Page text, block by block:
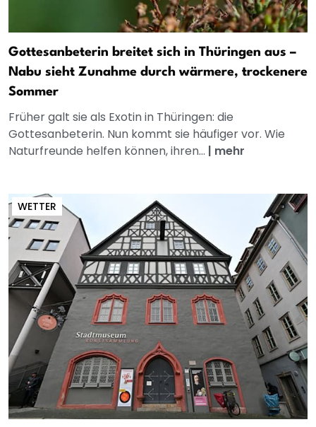
Gottesanbeterin breitet sich in Thüringen aus –
Nabu sieht Zunahme durch wärmere, trockenere
Sommer
Früher galt sie als Exotin in Thüringen: die
Gottesanbeterin. Nun kommt sie häufiger vor. Wie
Naturfreunde helfen können, ihren... | mehr
WETTER